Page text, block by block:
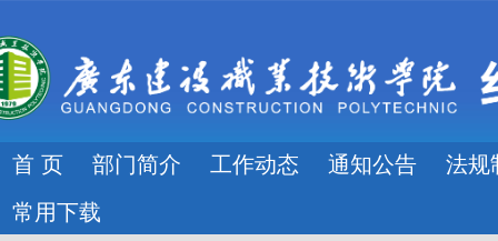
首 页 部门简介 工作动态 通知公告
法规
常用下载